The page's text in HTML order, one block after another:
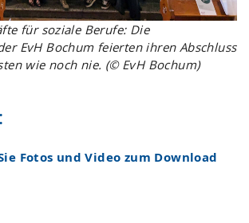
für soziale Berufe: Die
EvH Bochum feierten ihren Abschluss
wie noch nie. (© EvH Bochum)
Fotos und Video zum Download